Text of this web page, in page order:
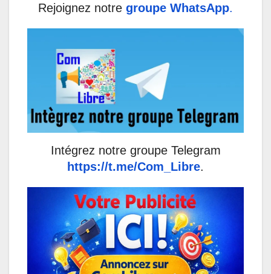
Rejoignez notre groupe WhatsApp.
Intégrez notre groupe Telegram
https://t.me/Com_Libre.